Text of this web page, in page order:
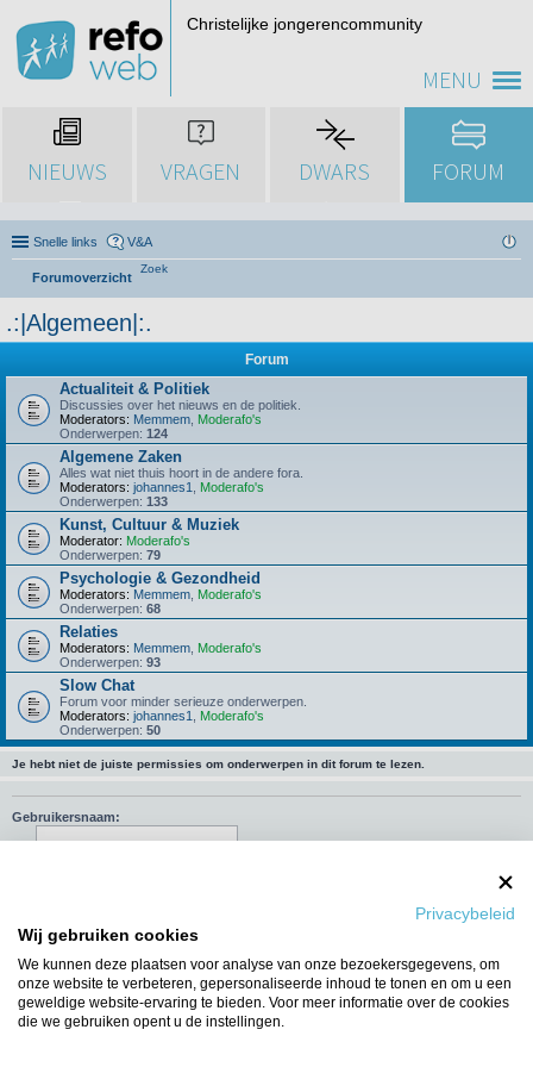
MENU
Christelijke jongerencommunity
NIEUWS VRAGEN DWARS FORUM
Snelle links V&A
Forumoverzicht
Zoek
.:|Algemeen|:.
Forum
Actualiteit & Politiek
Discussies over het nieuws en de politiek.
Moderators: Memmem Moderafo's
Onderwerpen: 124
Algemene Zaken
Alles wat niet thuis hoort in de andere fora.
Moderators: johannes1
Moderafo's
Onderwerpen: 133
Kunst, Cultuur & Muziek
Moderator: Moderafo's
Onderwerpen: 79
Psychologie & Gezondheid
Moderators: Memmem Moderafo's
Onderwerpen: 68
Relaties
Moderators: Memmem Moderafo's
Onderwerpen: 93
Slow Chat
Forum voor minder serieuze onderwerpen.
Moderators: johannes1
Moderafo's
Onderwerpen: 50
Je hebt niet de juiste permissies om onderwerpen in dit forum te lezen.
Gebruikersnaam:
Mij deze sessie niet weergeven in de lijst met online gebruikers
Privacybeleid
Wij gebruiken cookies
We kunnen deze plaatsen voor analyse van onze bezoekersgegevens, om
onze website te verbeteren, gepersonaliseerde inhoud te tonen en om u een
geweldige website-ervaring te bieden. Voor meer informatie over de cookies
die we gebruiken opent u de instellingen.